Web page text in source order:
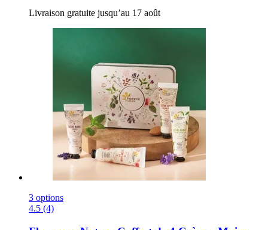
Livraison gratuite jusqu’au 17 août
3 options
4.5 (4)